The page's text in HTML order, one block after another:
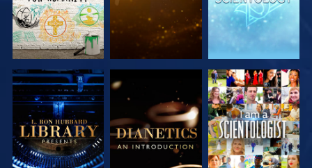
DÉCOUVRIR
LES SÉRIES
DÉCOUVRIR
LES SÉRIES
REGARDER